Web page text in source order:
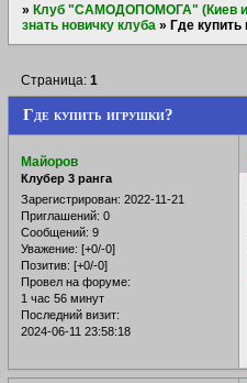
» Клуб "САМОДОПОМОГА" (Киев и
знать новичку клуба » Где купить
Где купить игрушки?
Страница: 1
Майоров
Клубер 3 ранга
Зарегистрирован: 2022-11-21
Приглашений: 0
Сообщений: 9
Уважение: [+0/-0]
Позитив: [+0/-0]
Провел на форуме:
1 час 56 минут
Последний визит:
2024-06-11 23:58:18